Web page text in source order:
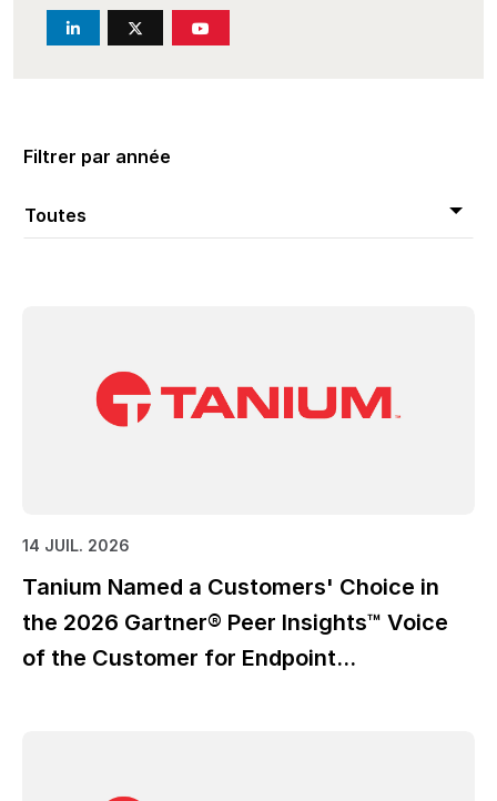
Filtrer par année
Toutes
14 JUIL. 2026
Tanium Named a Customers' Choice in
the 2026 Gartner® Peer Insights™ Voice
of the Customer for Endpoint